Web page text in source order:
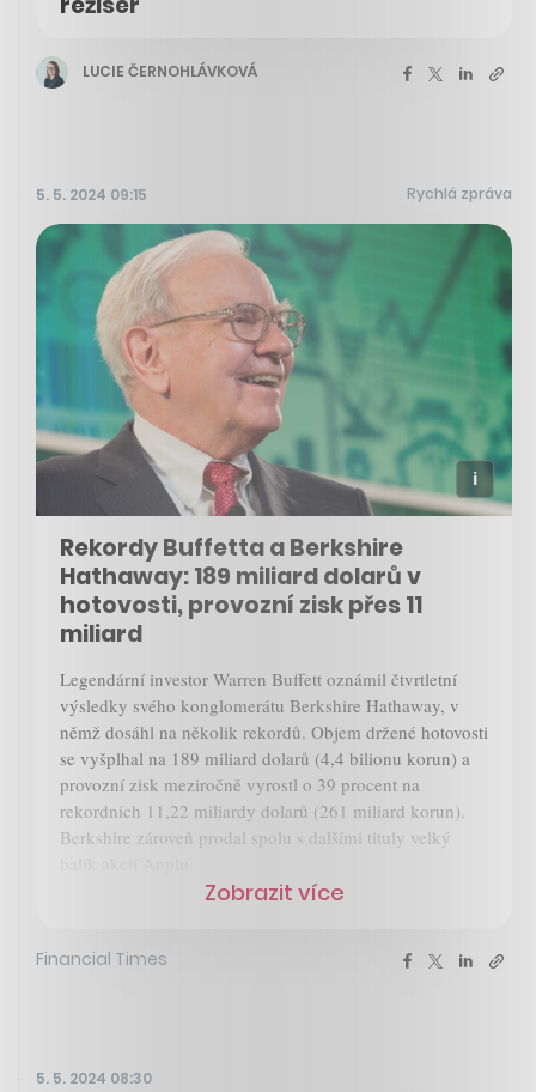
LUCIE ČERNOHLÁVKOVÁ
5. 5. 2024 09:15 Rychlá zpráva
Rekordy Buffetta a Berkshire
Hathaway: 189 miliard dolarů v
hotovosti, provozní zisk přes 11
miliard
Legendární investor Warren Buffett oznámil čtvrtletní
výsledky svého konglomerátu Berkshire Hathaway, v
němž dosáhl na několik rekordů. Objem držené hotovosti
se vyšplhal na 189 miliard dolarů (4,4 bilionu korun) a
provozní zisk meziročně vyrostl o 39 procent na
rekordních 11,22 miliardy dolarů (261 miliard korun).
Berkshire zároveň prodal spolu s dalšími tituly velký
Zobrazit více
Financial Times
5. 5. 2024 08:30